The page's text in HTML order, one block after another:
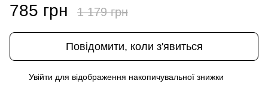
785 грн 1 179 грн
Повідомити, коли з'явиться
Увійти для відображення накопичувальної знижки